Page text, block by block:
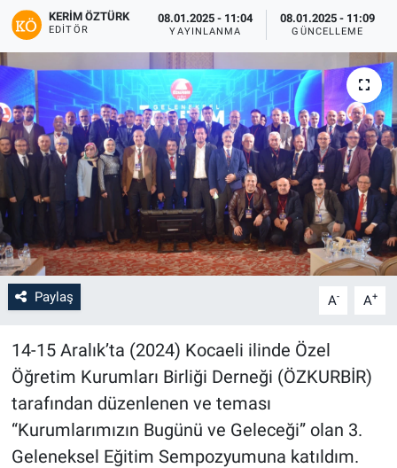
KERIM ÖZTÜRK
EDITÖR
08.01.2025 - 11:04
YAYINLANMA
08.01.2025 - 11:09
GÜNCELLEME
Paylaş A- A+
14-15 Aralık’ta (2024) Kocaeli ilinde Özel
Öğretim Kurumları Birliği Derneği (ÖZKURBİR)
tarafından düzenlenen ve teması
“Kurumlarımızın Bugünü ve Geleceği” olan 3.
Geleneksel Eğitim Sempozyumuna katıldım.
Haber Arşivi